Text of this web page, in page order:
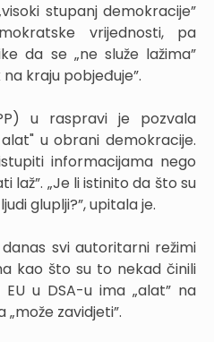
stupanj demokracije”
vrijednosti, pa
da se „ne služe lažima”
kraju pobjeđuje”.
u raspravi je pozvala
u obrani demokracije.
informacijama nego
laž”. „Je li istinito da što su
gluplji?”, upitala je.
svi autoritarni režimi
kao što su to nekad činili
u DSA-u ima „alat” na
zavidjeti”.